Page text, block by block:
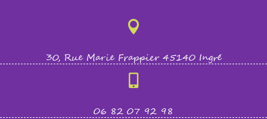

30, Rue Marie Frappier 45140 Ingré
06 82 07 92 98